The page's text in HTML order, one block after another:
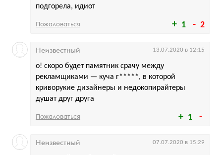
1 2
подгорела, идиот
Пожаловаться
1
о! скоро будет памятник срачу между
рекламщиками — куча г*****, в которой
криворукие дизайнеры и недокопирайтеры
душат друг друга
Неизвестный 13.07.2020 в 12:15
Пожаловаться
Неизвестный 07.07.2020 в 15:29